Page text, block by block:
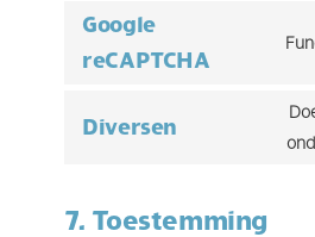
Google
reCAPTCHA
Diversen
7. Toestemming